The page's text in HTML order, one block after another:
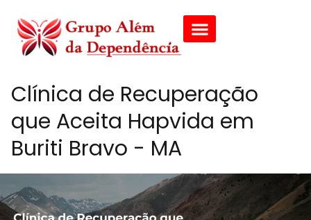
Clínica de Recuperação
que Aceita Hapvida em
Buriti Bravo - MA